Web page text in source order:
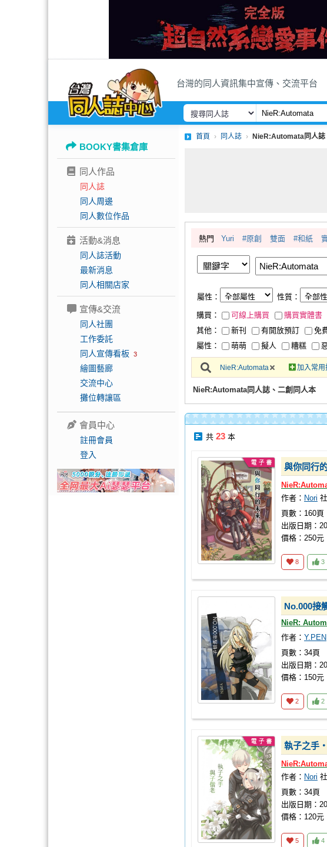
台灣的同人資訊集中宣傳、交流平台
BOOKY書集倉庫
同人作品
同人誌
同人周邊
同人數位作品
活動&消息
同人誌活動
最新消息
同人相關店家
宣傳&交流
同人社團
工作委託
同人宣傳看板 3
繪圖藝廊
交流中心
攤位轉讓區
會員中心
註冊會員
登入
首頁 同人誌 NieR:Automata同人誌
熱門 Yuri #原創 雙面 #和紙
屬性： 性質：
購買： 可線上購買 購買實體書
其他：
新刊 有開放預訂 免
屬性：
萌萌 擬人 糟糕
NieR:Automata 加入常用
NieR:Automata同人誌、二創同人本
共 23 本
與你同行
作者： Nori
頁數：160頁
出版日期：
價格：250元
8 3
No.000接
NieR:
作者： Y.PEN
頁數：34頁
出版日期：
價格：150元
2 2
執子之手
作者： Nori
頁數：34頁
出版日期：
價格：120元
5 4